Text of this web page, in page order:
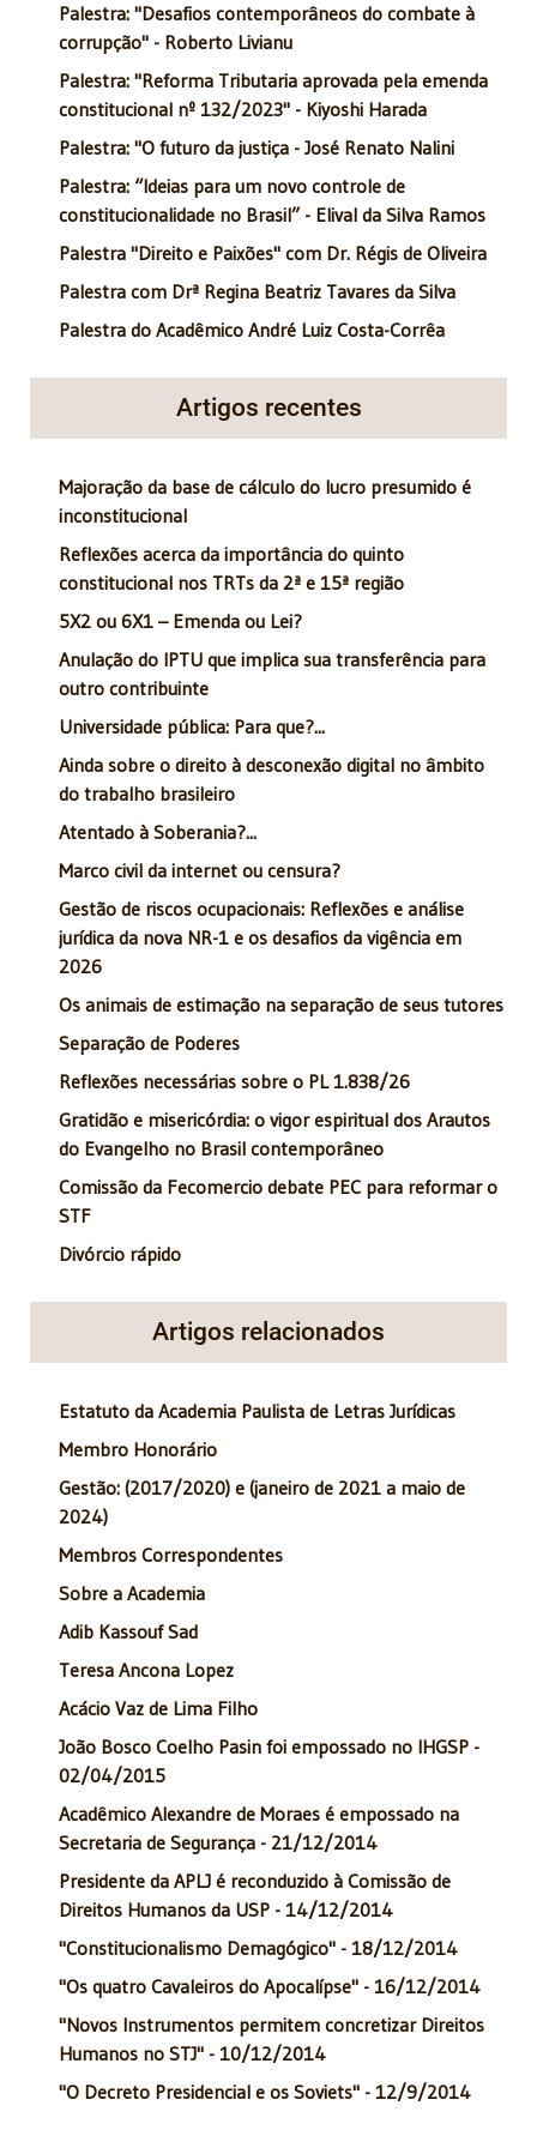
Palestra: "Desafios contemporâneos do combate à
corrupção" - Roberto Livianu
Palestra: "Reforma Tributaria aprovada pela emenda
constitucional nº 132/2023" - Kiyoshi Harada
Palestra: "O futuro da justiça - José Renato Nalini
Palestra: “Ideias para um novo controle de
constitucionalidade no Brasil” - Elival da Silva Ramos
Palestra "Direito e Paixões" com Dr. Régis de Oliveira
Palestra com Drª Regina Beatriz Tavares da Silva
Palestra do Acadêmico André Luiz Costa-Corrêa
Artigos recentes
Majoração da base de cálculo do lucro presumido é
inconstitucional
Reflexões acerca da importância do quinto
constitucional nos TRTs da 2ª e 15ª região
5X2 ou 6X1 – Emenda ou Lei?
Anulação do IPTU que implica sua transferência para
outro contribuinte
Universidade pública: Para que?...
Ainda sobre o direito à desconexão digital no âmbito
do trabalho brasileiro
Atentado à Soberania?...
Marco civil da internet ou censura?
Gestão de riscos ocupacionais: Reflexões e análise
jurídica da nova NR-1 e os desafios da vigência em
2026
Os animais de estimação na separação de seus tutores
Separação de Poderes
Reflexões necessárias sobre o PL 1.838/26
Gratidão e misericórdia: o vigor espiritual dos Arautos
do Evangelho no Brasil contemporâneo
Comissão da Fecomercio debate PEC para reformar o
STF
Divórcio rápido
Artigos relacionados
Estatuto da Academia Paulista de Letras Jurídicas
Membro Honorário
Gestão: (2017/2020) e (janeiro de 2021 a maio de
2024)
Membros Correspondentes
Sobre a Academia
Adib Kassouf Sad
Teresa Ancona Lopez
Acácio Vaz de Lima Filho
João Bosco Coelho Pasin foi empossado no IHGSP -
02/04/2015
Acadêmico Alexandre de Moraes é empossado na
Secretaria de Segurança - 21/12/2014
Presidente da APLJ é reconduzido à Comissão de
Direitos Humanos da USP - 14/12/2014
"Constitucionalismo Demagógico" - 18/12/2014
"Os quatro Cavaleiros do Apocalípse" - 16/12/2014
"Novos Instrumentos permitem concretizar Direitos
Humanos no STJ" - 10/12/2014
"O Decreto Presidencial e os Soviets" - 12/9/2014